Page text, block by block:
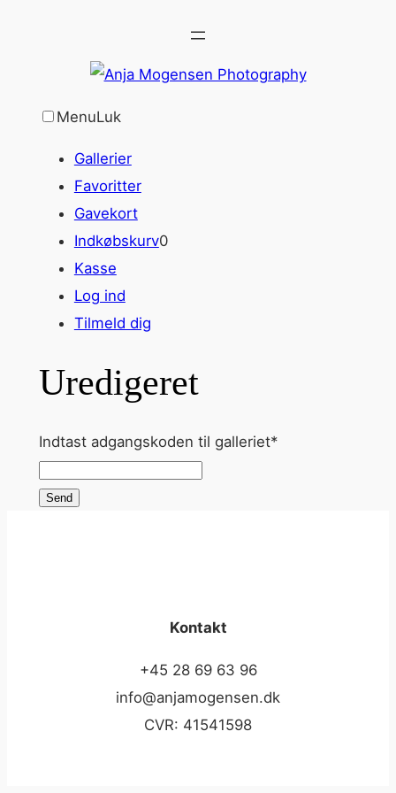
MenuLuk
Gallerier
Favoritter
Gavekort
Indkøbskurv0
Kasse
Log ind
Tilmeld dig
Uredigeret
Indtast adgangskoden til galleriet*
Send
Kontakt
+45 28 69 63 96
info@anjamogensen.dk
CVR: 41541598